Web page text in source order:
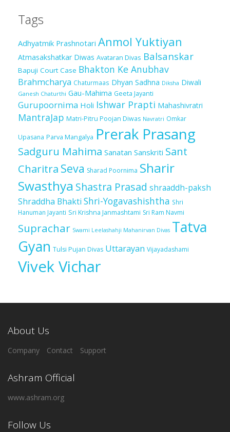
Tags
Adhyatmik Prashnotari Anmol Yuktiyan
Atmasakshatkar Diwas Avataran Divas Balsanskar
Bapuji Court Case Bhakton Ke Anubhav
Brahmcharya Chaturmaas Dhyan Sadhna Diksha Diwali
Ganesh Chaturthi Gau-Mahima Geeta Jayanti
Gurupoornima Holi Ishwar Prapti Mahashivratri
MantraJap Matri-Pitru Poojan Diwas Navratri Omkar
Upasana Parva Mangalya Prerak Prasang
Sadguru Mahima Sanatan Sanskriti Sant
Charitra Seva Sharad Poornima Sharir
Swasthya Shastra Prasad shraaddh-paksh
Shraddha Bhakti Shri-Yogavashishtha Shri
Hanuman Jayanti Sri Krishna Janmashtami Sri Ram Navmi
Suprachar Swami Leelashahji Mahanirvan Divas Tatva
Gyan Tulsi Pujan Divas Uttarayan Vijayadashami
Vivek Vichar
About Us
Company Contact Support
Ashram Official
www.ashram.org
Follow Us